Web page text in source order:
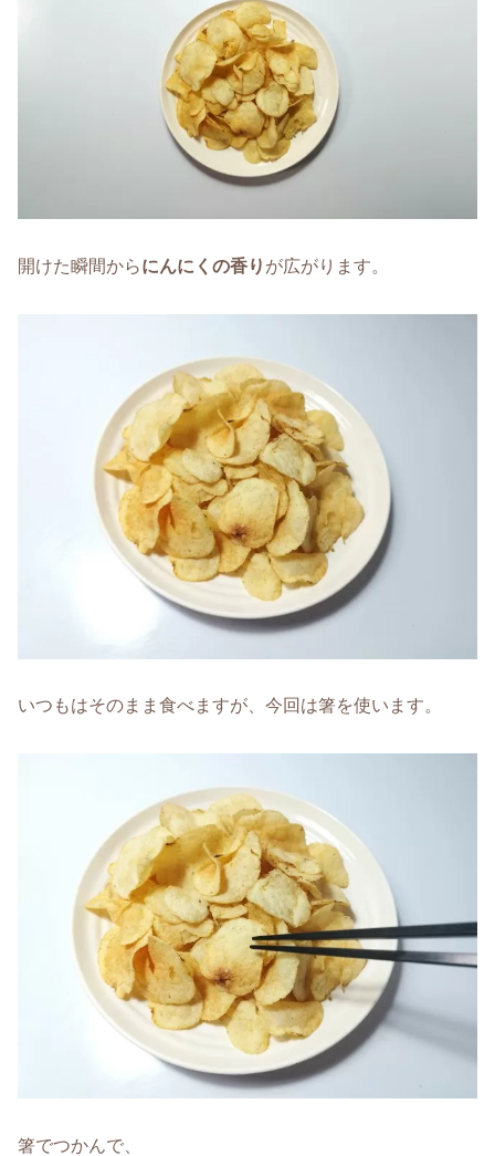
開けた瞬間からにんにくの香り が広がります。
いつもはそのまま食べますが、今回は箸を使います。
箸でつかんで、